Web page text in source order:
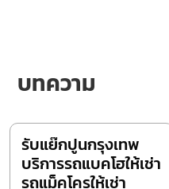
บทความ
รับแย๊กปูนกรุงเทพ
บริการรถแบคโฮให้เช่า
รถแม็คโครให้เช่า